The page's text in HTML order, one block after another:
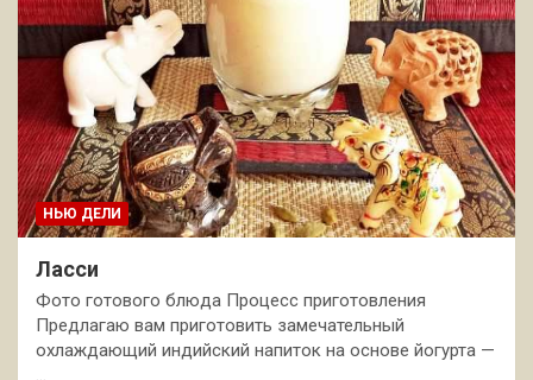
НЬЮ ДЕЛИ
Ласси
Фото готового блюда Процесс приготовления
Предлагаю вам приготовить замечательный
охлаждающий индийский напиток на основе йогурта —
…